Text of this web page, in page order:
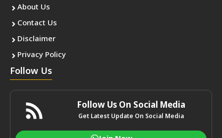
About Us
Contact Us
Disclaimer
Privacy Policy
Follow Us
Follow Us On Social Media
Get Latest Update On Social Media